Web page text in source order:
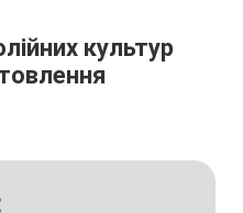
культур